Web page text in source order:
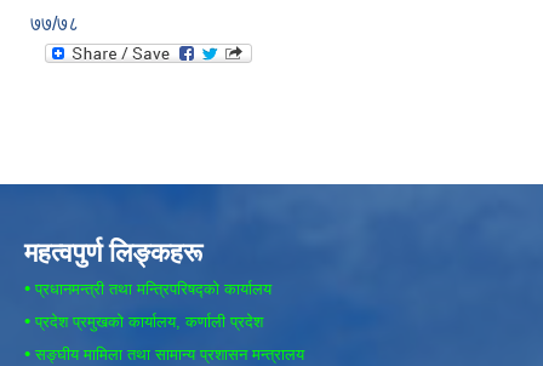
७७/७८
महत्वपुर्ण लिङ्कहरू
• प्रधानमन्त्री तथा मन्त्रिपरिषद्को कार्यालय
• प्रदेश प्रमुखको कार्यालय, कर्णाली प्रदेश
• सङ्घीय मामिला तथा सामान्य प्रशासन मन्त्रालय